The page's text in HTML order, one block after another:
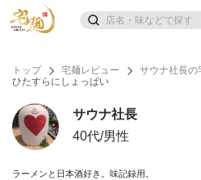
トップ 宅麺レビュー
サウナ社長の
ひたすらにしょっぱい
サウナ社長
40代/男性
ラーメンと日本酒好き。味記録用。